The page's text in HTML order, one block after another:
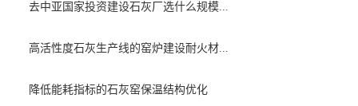
去中亚国家投资建设石灰厂选什么规模...
高活性度石灰生产线的窑炉建设耐火材...
降低能耗指标的石灰窑保温结构优化